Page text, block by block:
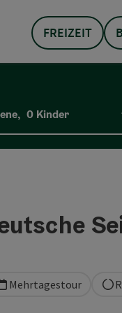
FREIZEIT
, 0 Kinder
Mehrtagestour